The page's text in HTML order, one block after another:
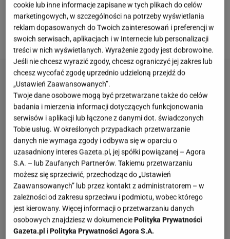
może liczyć na spore zainteresowanie ze strony
gości. Na Instagramie opisali, jak dziś wygląda
obłożenie w restauracji.
cookie lub inne informacje zapisane w tych plikach do celów
marketingowych, w szczególności na potrzeby wyświetlania
reklam dopasowanych do Twoich zainteresowań i preferencji w
swoich serwisach, aplikacjach i w Internecie lub personalizacji
treści w nich wyświetlanych. Wyrażenie zgody jest dobrowolne.
Jeśli nie chcesz wyrazić zgody, chcesz ograniczyć jej zakres lub
chcesz wycofać zgodę uprzednio udzieloną przejdź do
„Ustawień Zaawansowanych”.
Twoje dane osobowe mogą być przetwarzane także do celów
badania i mierzenia informacji dotyczących funkcjonowania
serwisów i aplikacji lub łączone z danymi dot. świadczonych
Tobie usług. W określonych przypadkach przetwarzanie
danych nie wymaga zgody i odbywa się w oparciu o
uzasadniony interes Gazeta.pl, jej spółki powiązanej – Agora
S.A. – lub Zaufanych Partnerów. Takiemu przetwarzaniu
możesz się sprzeciwić, przechodząc do „Ustawień
Zaawansowanych” lub przez kontakt z administratorem – w
zależności od zakresu sprzeciwu i podmiotu, wobec którego
jest kierowany. Więcej informacji o przetwarzaniu danych
osobowych znajdziesz w dokumencie Polityka Prywatności
Gazeta.pl i Polityka Prywatności Agora S.A.